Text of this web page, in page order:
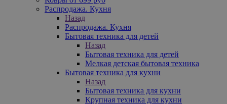
Распродажа. Кухня
Назад
Распродажа. Кухня
Бытовая техника для детей
Назад
Бытовая техника для детей
Мелкая детская бытовая техника
Бытовая техника для кухни
Назад
Бытовая техника для кухни
Крупная техника для кухни